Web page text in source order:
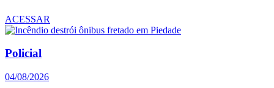
ACESSAR
Policial
04/08/2026